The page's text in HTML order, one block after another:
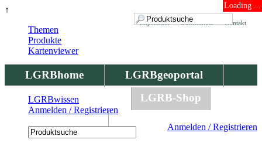
↑ Loading ...
Kontakt
Datenschutz
Impressum
LGRBhome
LGRBgeoportal
LGRBbohrungen
LGRB-Shop
Anmelden / Registrieren
Themen
Produkte
Kartenviewer
LGRBwissen
Anmelden / Registrieren